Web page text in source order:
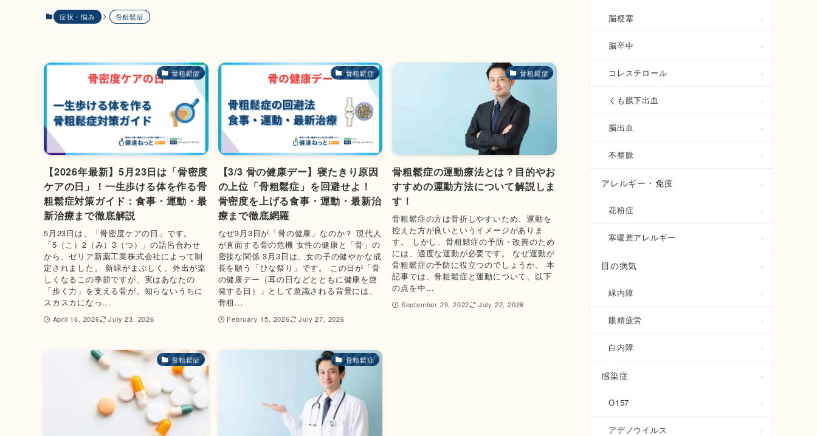
症状・悩み 骨粗鬆症
骨粗鬆症
【2026年最新】5月23日は「骨密度
ケアの日」！一生歩ける体を作る骨
粗鬆症対策ガイド：食事・運動・最
新治療まで徹底解説
5月23日は、「骨密度ケアの日」です。
「5（こ）2（み）3（つ）」の語呂合わせ
から、ゼリア新薬工業株式会社によって制
定されました。 新緑がまぶしく、外出が楽
しくなるこの季節ですが、実はあなたの
「歩く力」を支える骨が、知らないうちに
スカスカになっ...
April 16, 2026 July 23, 2026
骨粗鬆症
【3/3 骨の健康デー】寝たきり原因
の上位「骨粗鬆症」を回避せよ！
骨密度を上げる食事・運動・最新治
療まで徹底網羅
なぜ3月3日が「骨の健康」なのか？ 現代人
が直面する骨の危機 女性の健康と「骨」の
密接な関係 3月3日は、女の子の健やかな成
長を願う「ひな祭り」です。 この日が「骨
の健康デー（耳の日などとともに健康を啓
発する日）」として意識される背景には、
骨粗...
February 15, 2026 July 27, 2026
骨粗鬆症
骨粗鬆症の運動療法とは？目的やお
すすめの運動方法について解説しま
す！
骨粗鬆症の方は骨折しやすいため、運動を
控えた方が良いというイメージがありま
す。 しかし、骨粗鬆症の予防・改善のため
には、適度な運動が必要です。 なぜ運動が
骨粗鬆症の予防に役立つのでしょうか。 本
記事では、骨粗鬆症と運動について、以下
の点を中...
September 29, 2022 July 22, 2026
骨粗鬆症 骨粗鬆症
脳梗塞
脳卒中
コレステロール
くも膜下出血
脳出血
不整脈
アレルギー・免疫
花粉症
寒暖差アレルギー
目の病気
緑内障
眼精疲労
白内障
感染症
O157
アデノウイルス